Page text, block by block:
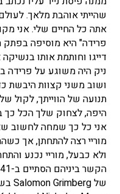
שהייתי אוהבת מלאך.
אתה כל החיים שלי. אני
פרידה" היא מוסיפה
דייגו וחותמת אותו
ניק היה משוגע על פרידה
ושוב משני קצוות היבשת
תנועה של הווייתך, לקול
היפה, לצחוק שלך הכל כך
אני כל כך שמחה לחשוב
מוריי רצה להתחתן, אך
ולא כבעל, מוריי נכנע